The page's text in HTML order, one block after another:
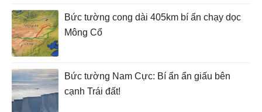
Bức tường cong dài 405km bí ẩn chạy dọc
Mông Cổ
Bức tường Nam Cực: Bí ẩn ẩn giấu bên
cạnh Trái đất!